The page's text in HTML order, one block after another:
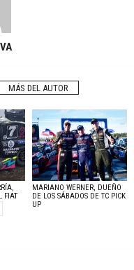
MÁS DEL AUTOR
FIAT
MARIANO WERNER, DUEÑO
DE LOS SÁBADOS DE TC PICK
UP